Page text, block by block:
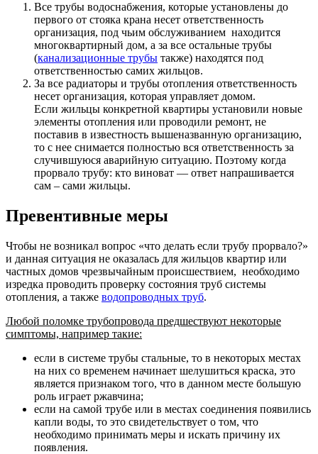
Все трубы водоснабжения, которые установлены до
первого от стояка крана несет ответственность
организация, под чьим обслуживанием находится
многоквартирный дом, а за все остальные трубы
(канализационные трубы также) находятся под
ответственностью самих жильцов.
За все радиаторы и трубы отопления ответственность
несет организация, которая управляет домом.
Если жильцы конкретной квартиры установили новые
элементы отопления или проводили ремонт, не
поставив в известность вышеназванную организацию,
то с нее снимается полностью вся ответственность за
случившуюся аварийную ситуацию. Поэтому когда
прорвало трубу: кто виноват — ответ напрашивается
сам – сами жильцы.
Превентивные меры
Чтобы не возникал вопрос «что делать если трубу прорвало?»
и данная ситуация не оказалась для жильцов квартир или
частных домов чрезвычайным происшествием, необходимо
изредка проводить проверку состояния труб системы
отопления, а также водопроводных труб.
Любой поломке трубопровода предшествуют некоторые
симптомы, например такие:
если в системе трубы стальные, то в некоторых местах
на них со временем начинает шелушиться краска, это
является признаком того, что в данном месте большую
роль играет ржавчина;
если на самой трубе или в местах соединения появились
капли воды, то это свидетельствует о том, что
необходимо принимать меры и искать причину их
появления.